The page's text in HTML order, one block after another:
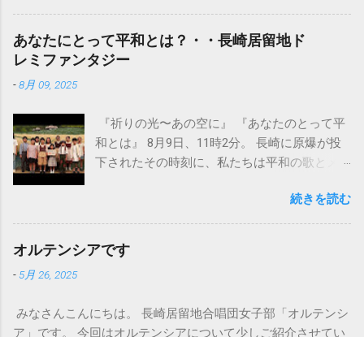
は、初対面のオーケストラとの音合わせ、 25
日土曜日は小道具の搬入や、パンフレットの
袋詰め、そして本番を想定したゲネプロがあ
ります。ちなみにゲネプロとは、本番と同じ
を言います。 昨年の夏、オペラ「愛の妙
薬」に出ると決めてから、イタリア語の単語
の意味を一つ一つ調べることから始まった。
した。何度も何度も繰り返して、何度も何度
も失敗した。何度も挫折しそうになった。練
習の度に指導された楽譜は目印だらけになっ
同じ注意を受けてきただろう。でも練習のた
あなたにとって平和とは？・・長崎居留地ド
レミファンタジー
-8月 09, 2025
『祈りの光〜あの空に』 『あなたのとって平
和とは』 8月9日、11時2分。 長崎に原爆が投
下されたその時刻に、私たちは平和の歌とメ
映像に込めました。歌とともに美しい長崎の
未来を信じ映像に込めました。 それぞれの想
いは違っても、目指す未来は同じ――戦争の
ない世界。 この瞬間に発信するのは、記憶を
長崎居留地 Ring a Bell Concert （リング ア ベ
続きを読む
オルテンシアです
- 5月 26, 2025
みなさんこんにちは。 長崎居留地合唱団女子部「オルテンシ
ア」です。 今回はオルテンシアについて少しご紹介させてい